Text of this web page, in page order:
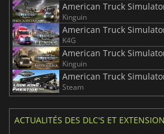
American Truck
Kinguin
American Truck
K4G
American Truck
Kinguin
Steam
ACTUALITÉS DES DLC'S ET